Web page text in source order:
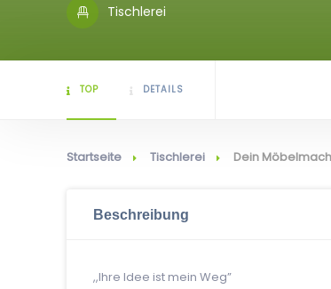
Tischlerei
TOP DETAILS
Startseite Tischlerei Dein
Beschreibung
,,Ihre Idee ist mein Weg”